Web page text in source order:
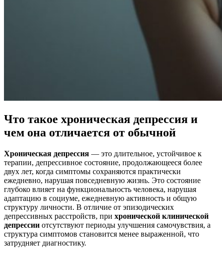
Что такое хроническая депрессия и
чем она отличается от обычной
Хроническая депрессия — это длительное, устойчивое к
терапии, депрессивное состояние, продолжающееся более
двух лет, когда симптомы сохраняются практически
ежедневно, нарушая повседневную жизнь. Это состояние
глубоко влияет на функциональность человека, нарушая
адаптацию в социуме, ежедневную активность и общую
структуру личности. В отличие от эпизодических
депрессивных расстройств, при хронической клинической
депрессии отсутствуют периоды улучшения самочувствия, а
структура симптомов становится менее выраженной, что
затрудняет диагностику.